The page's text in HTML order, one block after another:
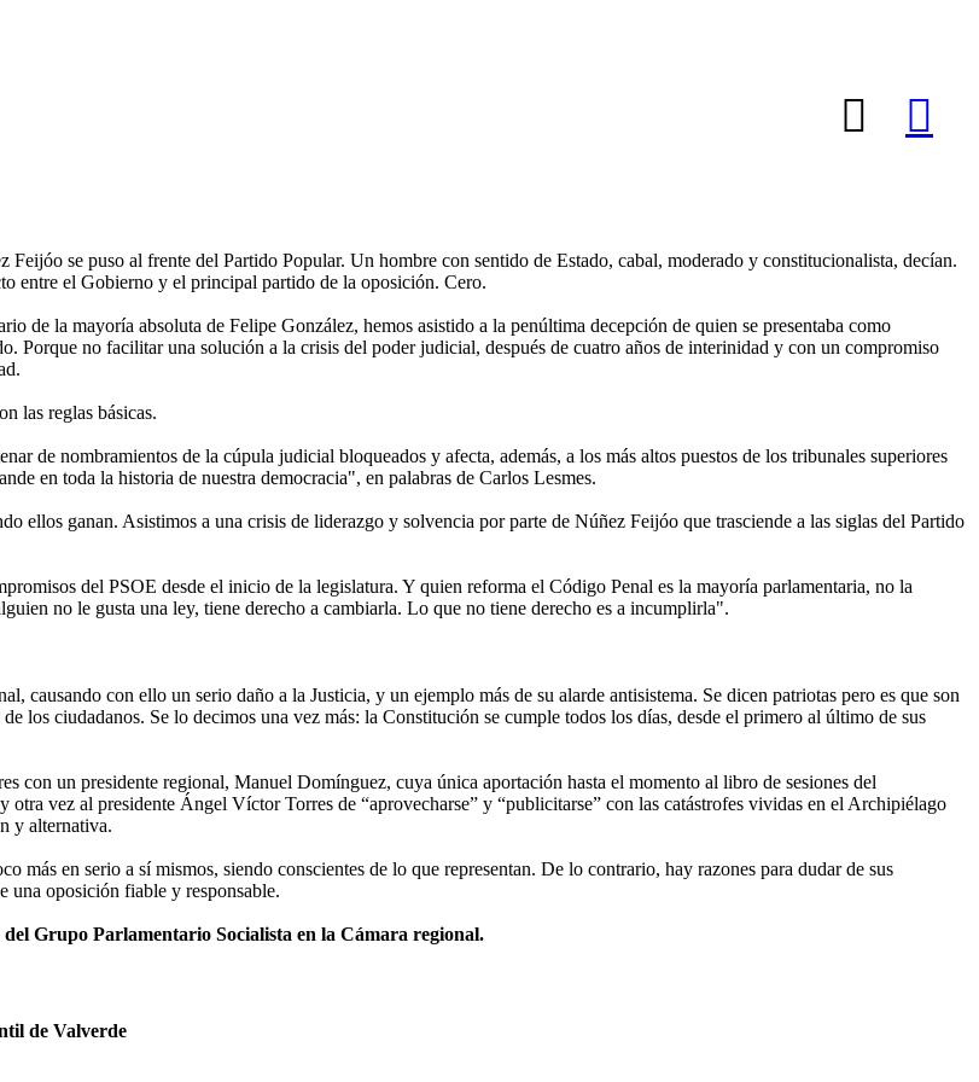
Feijóo se puso al frente del Partido Popular. Un hombre con sentido de Estado, cabal, moderado y constitucionalista, decían.
entre el Gobierno y el principal partido de la oposición. Cero.
de la mayoría absoluta de Felipe González, hemos asistido a la penúltima decepción de quien se presentaba como
Porque no facilitar una solución a la crisis del poder judicial, después de cuatro años de interinidad y con un compromiso
las reglas básicas.
de nombramientos de la cúpula judicial bloqueados y afecta, además, a los más altos puestos de los tribunales superiores
en toda la historia de nuestra democracia", en palabras de Carlos Lesmes.
ellos ganan. Asistimos a una crisis de liderazgo y solvencia por parte de Núñez Feijóo que trasciende a las siglas del Partido
del PSOE desde el inicio de la legislatura. Y quien reforma el Código Penal es la mayoría parlamentaria, no la
no le gusta una ley, tiene derecho a cambiarla. Lo que no tiene derecho es a incumplirla".
causando con ello un serio daño a la Justicia, y un ejemplo más de su alarde antisistema. Se dicen patriotas pero es que son
los ciudadanos. Se lo decimos una vez más: la Constitución se cumple todos los días, desde el primero al último de sus
con un presidente regional, Manuel Domínguez, cuya única aportación hasta el momento al libro de sesiones del
otra vez al presidente Ángel Víctor Torres de “aprovecharse” y “publicitarse” con las catástrofes vividas en el Archipiélago
y alternativa.
más en serio a sí mismos, siendo conscientes de lo que representan. De lo contrario, hay razones para dudar de sus
una oposición fiable y responsable.
Grupo Parlamentario Socialista en la Cámara regional.
de Valverde